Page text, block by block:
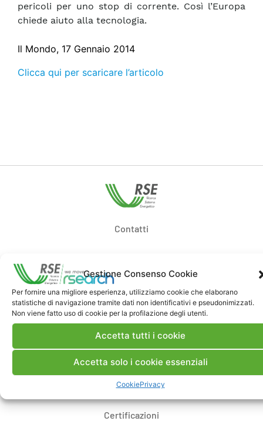
Gestione Consenso Cookie
Per fornire una migliore esperienza, utilizziamo cookie che elaborano
statistiche di navigazione tramite dati non identificativi e pseudonimizzati.
Non viene fatto uso di cookie per la profilazione degli utenti.
Accetta tutti i cookie
Accetta solo i cookie essenziali
CookiePrivacy
pericoli per uno stop di corrente. Così l’Europa
chiede aiuto alla tecnologia.
Il Mondo, 17 Gennaio 2014
Clicca qui per scaricare l’articolo
Contatti
Dove siamo
Bandi di gara e contratti
Whistleblowing
Certificazioni